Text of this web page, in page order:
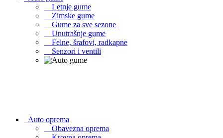
Letnje gume
Zimske gume
Gume za sve sezone
Unutrašnje gume
Felne, šrafovi, radkapne
Senzori i ventili
Auto oprema
Obavezna oprema